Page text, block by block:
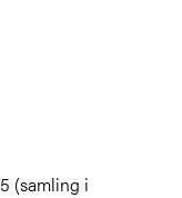
(samling i